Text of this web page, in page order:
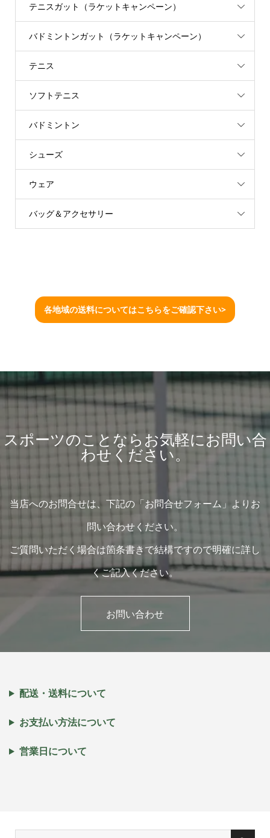
テニスガット（ラケットキャンペーン）
バドミントンガット（ラケットキャンペーン）
テニス
ソフトテニス
バドミントン
シューズ
ウェア
バッグ＆アクセサリー
各地域の送料についてはこちらをご確認下さい>
スポーツのことならお気軽にお問い合
わせください。
当店へのお問合せは、下記の「お問合せフォーム」よりお
問い合わせください。
ご質問いただく場合は箇条書きで結構ですので明確に詳し
くご記入ください。
お問い合わせ
配送・送料について
お支払い方法について
営業日について